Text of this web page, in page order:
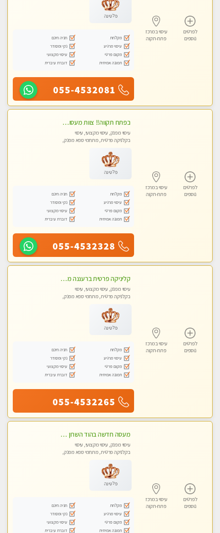
לפרטים
נוספים
עיסוי במרכז
פתח-תקוה
פלטינה
מקלחת
חניה חינם
עיסוי מרגיע
נקי ומסודר
מקום פרטי
עיסוי מקצועי
תמונה אמיתית
דוברת עיברית
055-4532081
לפרטים
נוספים
עיסוי במרכז
פתח-תקוה
‏בפתח תקווה!! ‏צוות מעסות נאות!! ‏לעיסוי מקצועי מושלם ומפנק !! ‏ מכבדים כרטיסי אשראי- מעסות אלופות פרטי! טל- 03-9040343
עיסוי מפנק, עיסוי מקצועי, עיסוי
בקלניקה פרטית, מתחמי ספא מפנק,
פלטינה
מקלחת
חניה חינם
עיסוי מרגיע
נקי ומסודר
מקום פרטי
עיסוי מקצועי
תמונה אמיתית
דוברת עיברית
055-4532328
לפרטים
נוספים
עיסוי במרכז
פתח-תקוה
קליניקה פרטית ברעננה מעסה איכותית לעיסוי מקצועי ומפנק לכל שרירי הגוף...
עיסוי מפנק, עיסוי מקצועי, עיסוי
בקלניקה פרטית, מתחמי ספא מפנק,
פלטינה
מקלחת
חניה חינם
עיסוי מרגיע
נקי ומסודר
מקום פרטי
עיסוי מקצועי
תמונה אמיתית
דוברת עיברית
055-4532265
לפרטים
נוספים
עיסוי במרכז
פתח-תקוה
מעסה חדשה בהוד השרון ואיכותית לעיסוי מקצועי מרגיע ומפנק VIP-מומלץ לחלוטין! פרטי! ​​​​​​ Highly recommended ללא מין !
עיסוי מפנק, עיסוי מקצועי, עיסוי
בקלניקה פרטית, מתחמי ספא מפנק,
פלטינה
מקלחת
חניה חינם
עיסוי מרגיע
נקי ומסודר
מקום פרטי
עיסוי מקצועי
תמונה אמיתית
דוברת עיברית